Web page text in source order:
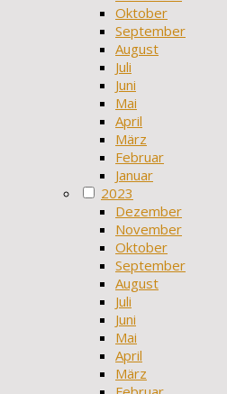
Oktober
September
August
Juli
Juni
Mai
April
März
Februar
Januar
2023
Dezember
November
Oktober
September
August
Juli
Juni
Mai
April
März